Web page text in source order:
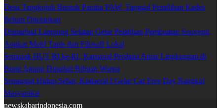
Desa Tengkujuh Bentuk Panitia PAW, Tanggal Pemilihan Kades
Belum Ditetapkan
Disparbud Lampung Selatan Gelar Pelatihan Pembuatan Souvenir,
Angkat Motif Tapis dan Filosofi Lokal
Semarak HUT RI ke-81, Karnaval Perdana Antar Lingkungan di
Bumi Agung Dipadati Ribuan Warga
Semangat Hidup Sehat, Kodaeral I Gelar Car Free Day Rangkul
Masyarakat
newskabarindonesia.com